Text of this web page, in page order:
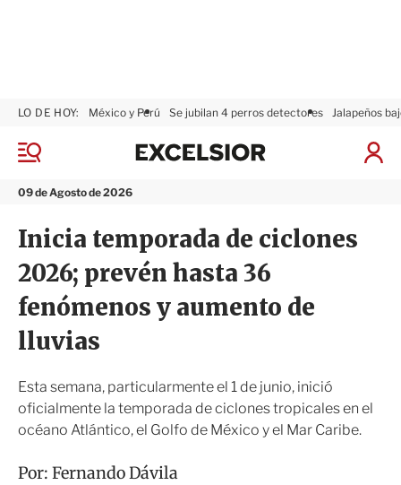
M
n
09 de Agosto de 2026
LO DE HOY: México y Perú Se jubilan 4 perros detectores Jalapeños
I
x
i
o
r
Inicia temporada de ciclones
2026; prevén hasta 36
fenómenos y aumento de
lluvias
Esta semana, particularmente el 1 de junio, inició
oficialmente la temporada de ciclones tropicales en el
océano Atlántico, el Golfo de México y el Mar Caribe.
Por: Fernando Dávila